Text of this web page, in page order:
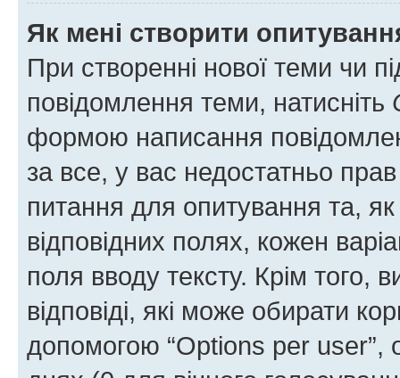
Як мені створити
При створенні нової теми чи
повідомлення теми, натисніть
формою написання
за все, у вас недостатньо
питання для опитування та, як
відповідних полях, кожен
поля вводу тексту. Крім того,
відповіді, які може обирати
допомогою “Options per user”,